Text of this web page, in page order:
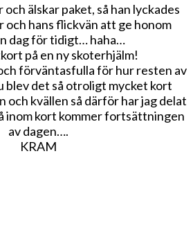
och älskar paket, så han lyckades
hans flickvän att ge honom
dag för tidigt… haha…
på en ny skoterhjälm!
förväntasfulla för hur resten av
blev det så otroligt mycket kort
och kvällen så därför har jag delat
inom kort kommer fortsättningen
av dagen….
KRAM